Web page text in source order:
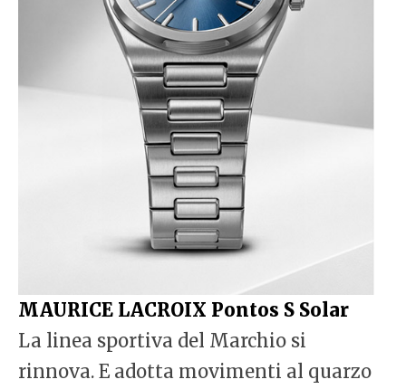
MAURICE LACROIX Pontos S Solar
La linea sportiva del Marchio si
rinnova. E adotta movimenti al quarzo